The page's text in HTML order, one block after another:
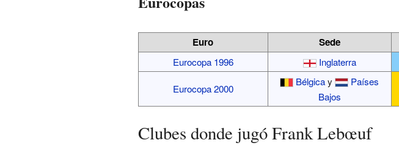
Euro Sede
Eurocopa 1996 Inglaterra
Eurocopa 2000
Bélgicay
Países
Bajos
Clubes donde jugó Frank Lebœuf